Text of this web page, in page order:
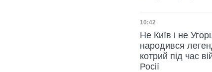
Дата публікації
10:42
Не Київ і не
народився
котрий під час
Росії